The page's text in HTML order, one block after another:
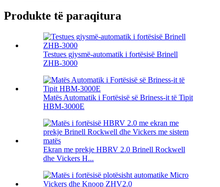
Produkte të paraqitura
Testues gjysmë-automatik i fortësisë Brinell
ZHB-3000
Matës Automatik i Fortësisë së Briness-it të Tipit
HBM-3000E
Ekran me prekje HBRV 2.0 Brinell Rockwell
dhe Vickers H...